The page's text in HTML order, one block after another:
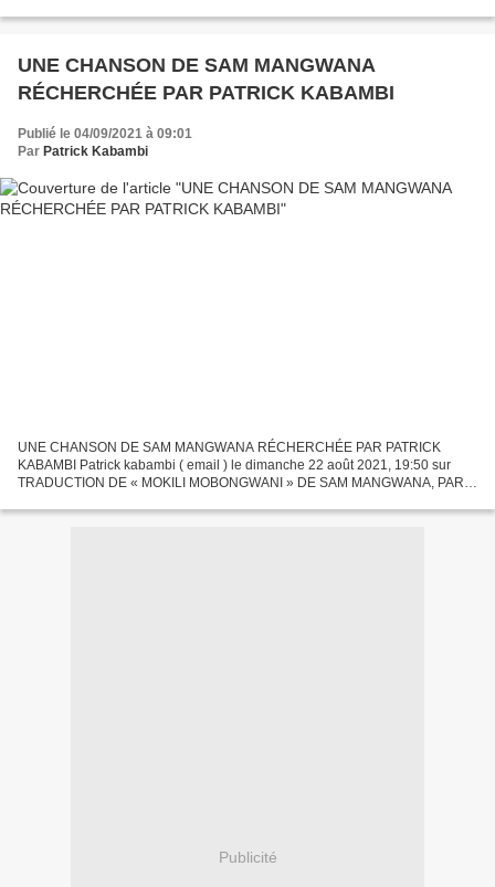
UNE CHANSON DE SAM MANGWANA
RÉCHERCHÉE PAR PATRICK KABAMBI
Publié le 04/09/2021 à 09:01
Par Patrick Kabambi
UNE CHANSON DE SAM MANGWANA RÉCHERCHÉE PAR PATRICK
KABAMBI Patrick kabambi ( email ) le dimanche 22 août 2021, 19:50 sur
TRADUCTION DE « MOKILI MOBONGWANI » DE SAM MANGWANA, PAR
interprétée...
Publicité